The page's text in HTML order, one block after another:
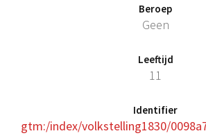
Beroep
Geen
Leeftijd
11
Identifier
gtm:/index/volkstelling1830/